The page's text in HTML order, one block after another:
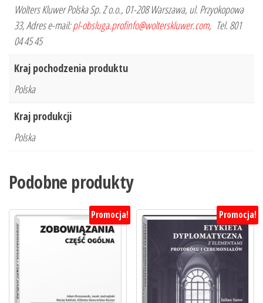
Wolters Kluwer Polska Sp. Z o.o., 01-208 Warszawa, ul. Przyokopowa
33, Adres e-mail:pl-obsluga.profinfo@wolterskluwer.com, Tel. 801
04 45 45
Kraj pochodzenia produktu
Polska
Kraj produkcji
Polska
Podobne produkty
Promocja! Promocja!